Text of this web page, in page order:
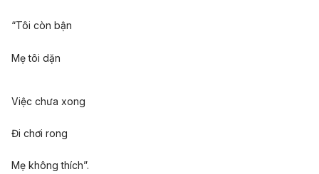
“Tôi còn bận
Mẹ tôi dặn
Việc chưa xong
Đi chơi rong
Mẹ không thích”.